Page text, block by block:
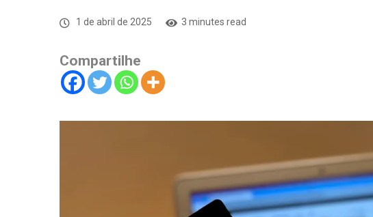
1 de abril de 2025 3 minutes read
Compartilhe